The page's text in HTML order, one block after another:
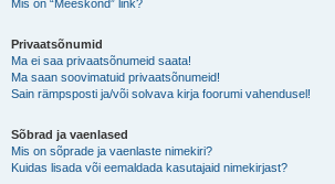
Mis on “Meeskond” link?
Privaatsõnumid
Ma ei saa privaatsõnumeid saata!
Ma saan soovimatuid privaatsõnumeid!
Sain rämpsposti ja/või solvava kirja foorumi vahendusel!
Sõbrad ja vaenlased
Mis on sõprade ja vaenlaste nimekiri?
Kuidas lisada või eemaldada kasutajaid nimekirjast?